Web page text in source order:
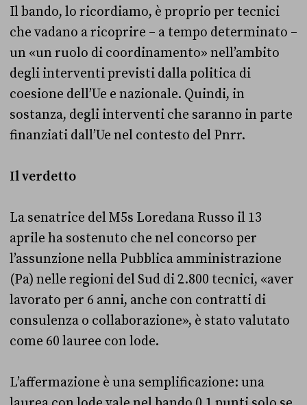
Il bando, lo ricordiamo, è proprio per tecnici
che vadano a ricoprire – a tempo determinato –
un «un ruolo di coordinamento» nell’ambito
degli interventi previsti dalla politica di
coesione dell’Ue e nazionale. Quindi, in
sostanza, degli interventi che saranno in parte
finanziati dall’Ue nel contesto del Pnrr.
Il verdetto
La senatrice del M5s Loredana Russo il 13
aprile ha sostenuto che nel concorso per
l’assunzione nella Pubblica amministrazione
(Pa) nelle regioni del Sud di 2.800 tecnici, «aver
lavorato per 6 anni, anche con contratti di
consulenza o collaborazione», è stato valutato
come 60 lauree con lode.
L’affermazione è una semplificazione: una